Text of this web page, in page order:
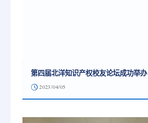
第四届北洋知识产权校友论坛成功举办
2023/04/05